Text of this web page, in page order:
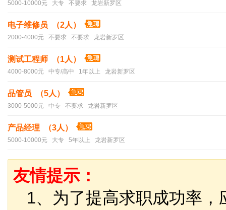
5000-10000元 大专 不要求 龙岩新罗区
电子维修员 （2人）
2000-4000元 不要求 不要求 龙岩新罗区
测试工程师 （1人）
4000-8000元 中专/高中 1年以上 龙岩新罗区
品管员 （5人）
3000-5000元 中专 不要求 龙岩新罗区
产品经理 （3人）
5000-10000元 大专 5年以上 龙岩新罗区
友情提示：
1、为了提高求职成功率，